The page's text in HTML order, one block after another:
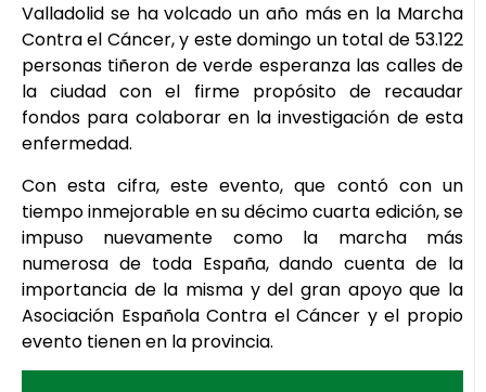
Valladolid se ha volcado un año más en la Marcha
Contra el Cáncer, y este domingo un total de 53.122
personas tiñeron de verde esperanza las calles de
la ciudad con el firme propósito de recaudar
fondos para colaborar en la investigación de esta
enfermedad.
Con esta cifra, este evento, que contó con un
tiempo inmejorable en su décimo cuarta edición, se
impuso nuevamente como la marcha más
numerosa de toda España, dando cuenta de la
importancia de la misma y del gran apoyo que la
Asociación Española Contra el Cáncer y el propio
evento tienen en la provincia.